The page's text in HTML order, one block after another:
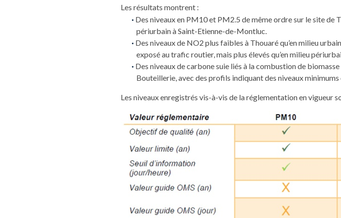
Les résultats montrent :
Des niveaux en PM10 et PM2.5 de même ordre sur le site de
périurbain à Saint-Etienne-de-Montluc.
Des niveaux de NO2 plus faibles à Thouaré qu’en milieu
exposé au trafic routier, mais plus élevés qu’en milieu
Des niveaux de carbone suie liés à la combustion de
Bouteillerie, avec des profils indiquant des niveaux
Les niveaux enregistrés vis-à-vis de la réglementation en vigueur